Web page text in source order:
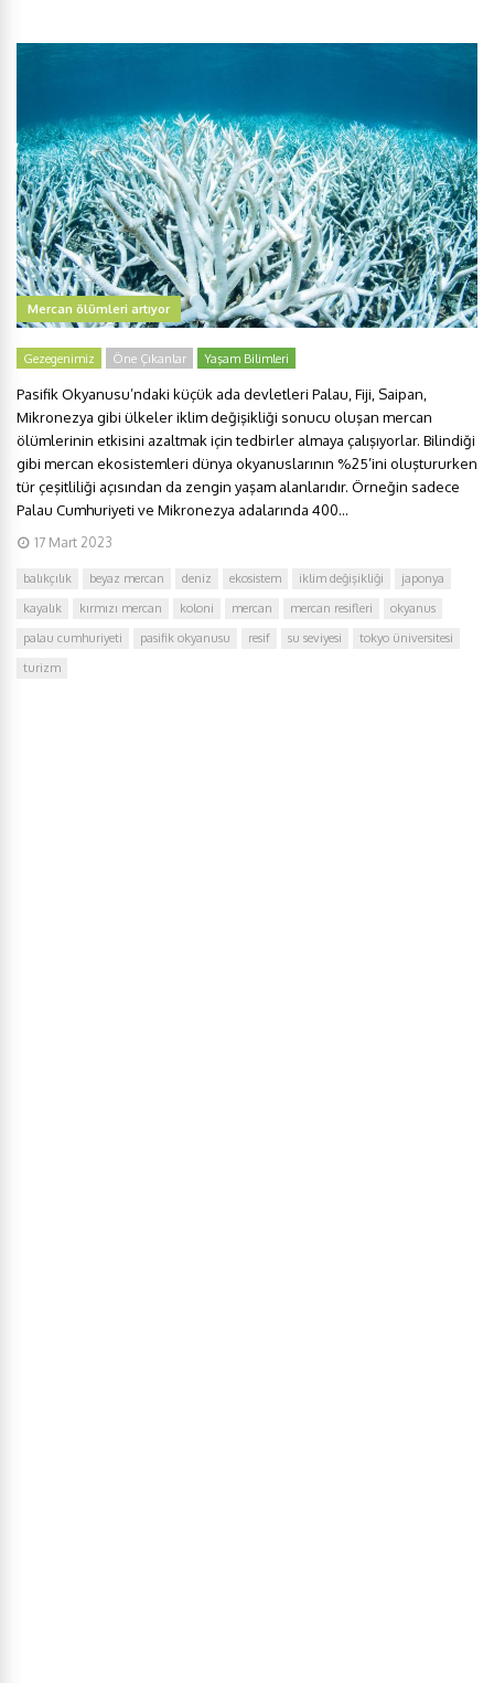
Mercan ölümleri artıyor
Gezegenimiz Öne Çıkanlar Yaşam Bilimleri
Pasifik Okyanusu’ndaki küçük ada devletleri Palau, Fiji, Saipan,
Mikronezya gibi ülkeler iklim değişikliği sonucu oluşan mercan
ölümlerinin etkisini azaltmak için tedbirler almaya çalışıyorlar. Bilindiği
gibi mercan ekosistemleri dünya okyanuslarının %25’ini oluştururken
tür çeşitliliği açısından da zengin yaşam alanlarıdır. Örneğin sadece
Palau Cumhuriyeti ve Mikronezya adalarında 400...
17 Mart 2023
balıkçılık beyaz mercan deniz ekosistem iklim değişikliği
japonya
kayalık
kırmızı mercan koloni mercan mercan resifleri
okyanus
palau cumhuriyeti
pasifik okyanusu resif su seviyesi
tokyo üniversitesi
turizm